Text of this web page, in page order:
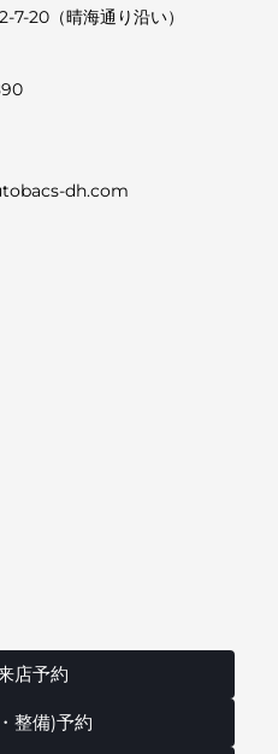
20（晴海通り沿い）
dh.com
店予約
整備)予約